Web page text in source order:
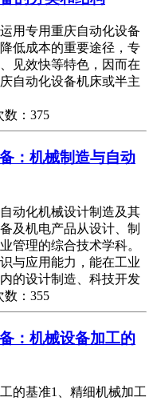
用专用重庆自动化设备
低成本的重要途径，专
见效快等特色，因而在
自动化设备机床或半主
数：375
：机械制造与自动
动化机械设计制造及其
及机电产品从设计、制
管理的综合技术学科。
与应用能力，能在工业
的设计制造、科技开发
数：355
：机械设备加工的
的基准1、精细机械加工